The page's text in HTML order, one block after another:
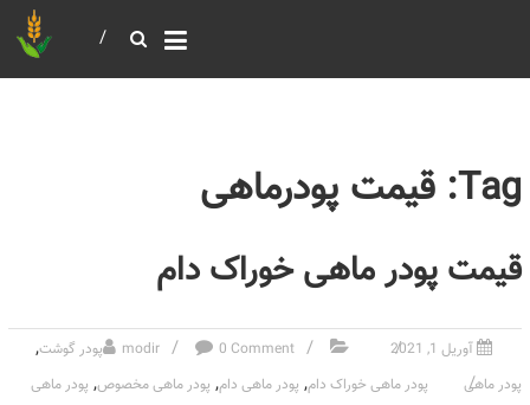
Tag: قیمت پودرماهی
قیمت پودر ماهی خوراک دام
آوریل 1, 2021 modir 0 Comment پودر گوشت,
پودر ماهی پودر ماهی خوراک دام, پودر ماهی دام, پودر ماهی مخصوص, پودر ماهی